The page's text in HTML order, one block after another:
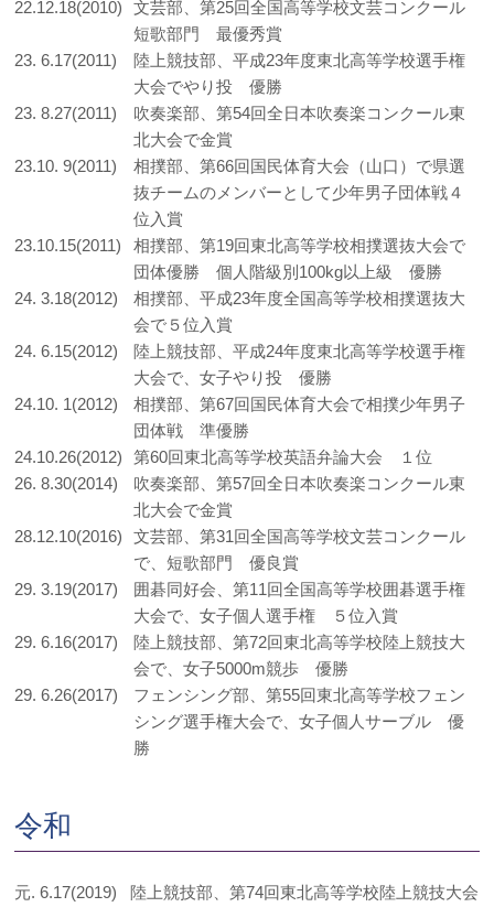
22.12.18(2010)
文芸部、第25回全国高等学校文芸コンクール
短歌部門 最優秀賞
23. 6.17(2011)
陸上競技部、平成23年度東北高等学校選手権
大会でやり投 優勝
23. 8.27(2011)
吹奏楽部、第54回全日本吹奏楽コンクール東
北大会で金賞
23.10. 9(2011)
相撲部、第66回国民体育大会（山口）で県選
抜チームのメンバーとして少年男子団体戦４
位入賞
23.10.15(2011)
相撲部、第19回東北高等学校相撲選抜大会で
団体優勝 個人階級別100kg以上級 優勝
24. 3.18(2012)
相撲部、平成23年度全国高等学校相撲選抜大
会で５位入賞
24. 6.15(2012)
陸上競技部、平成24年度東北高等学校選手権
大会で、女子やり投 優勝
24.10. 1(2012)
相撲部、第67回国民体育大会で相撲少年男子
団体戦 準優勝
24.10.26(2012)
第60回東北高等学校英語弁論大会 １位
26. 8.30(2014)
吹奏楽部、第57回全日本吹奏楽コンクール東
北大会で金賞
28.12.10(2016)
文芸部、第31回全国高等学校文芸コンクール
で、短歌部門 優良賞
29. 3.19(2017)
囲碁同好会、第11回全国高等学校囲碁選手権
大会で、女子個人選手権 ５位入賞
29. 6.16(2017)
陸上競技部、第72回東北高等学校陸上競技大
会で、女子5000m競歩 優勝
29. 6.26(2017)
フェンシング部、第55回東北高等学校フェン
シング選手権大会で、女子個人サーブル 優
勝
令和
元. 6.17(2019)
陸上競技部、第74回東北高等学校陸上競技大会